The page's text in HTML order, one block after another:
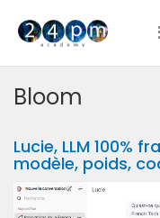
Bloom
Lucie, LLM 100%
modèle, poids,